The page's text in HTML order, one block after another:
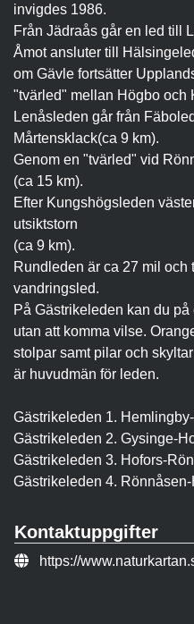
invigdes 1986.
Från Jädraås går en led till
Åmot ansluter till
om Gävle fortsätter
"tvärled" mellan Högbo och
Lenåsleden går från
Mårtensklack(ca 9 km).
Genom en "tvärled" vid
(ca 15 km).
Efter Kungshögsleden
utsiktstorn
(ca 9 km).
Rundleden är ca 27 mil och
vandringsled.
På Gästrikeleden kan du
utan att komma vilse.
stolpar samt pilar och
är huvudmän för leden.
Gästrikeleden 1.
Gästrikeleden 2. Gysinge-
Gästrikeleden 3. Hofors-
Gästrikeleden 4.
Kontaktuppgifter
Webbsida:
https://